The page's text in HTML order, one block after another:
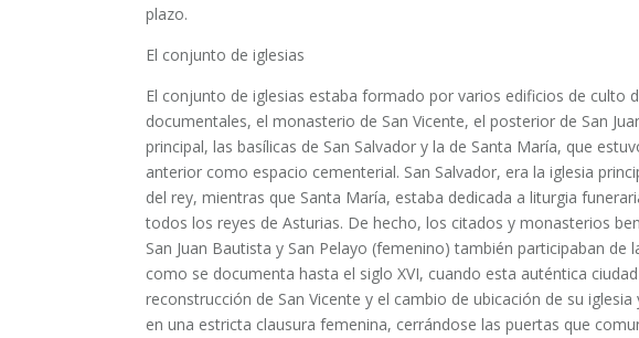
plazo.
El conjunto de iglesias
El conjunto de iglesias estaba formado por varios edificios de culto
documentales, el monasterio de San Vicente, el posterior de San
principal, las basílicas de San Salvador y la de Santa María, que
anterior como espacio cementerial. San Salvador, era la iglesia
del rey, mientras que Santa María, estaba dedicada a liturgia
todos los reyes de Asturias. De hecho, los citados y monasterios
San Juan Bautista y San Pelayo (femenino) también participaban
como se documenta hasta el siglo XVI, cuando esta auténtica
reconstrucción de San Vicente y el cambio de ubicación de su
en una estricta clausura femenina, cerrándose las puertas que